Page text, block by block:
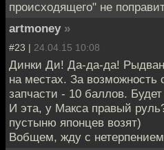
происходящего" не
artmoney »
#23 | 24.04.15 10:08
Динки Ди! Да-да-да!
на местах. За возможность
запчасти - 10 баллов. Будет
И эта, у Макса правый
пустыню японцев возят)
Вобщем, жду с